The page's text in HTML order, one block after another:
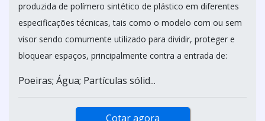
produzida de polímero sintético de plástico em diferentes
especificações técnicas, tais como o modelo com ou sem
visor sendo comumente utilizado para dividir, proteger e
bloquear espaços, principalmente contra a entrada de:
Poeiras; Água; Partículas sólid...
Cotar agora